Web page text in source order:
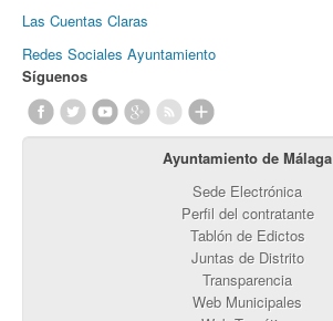
Las Cuentas Claras
Redes Sociales Ayuntamiento
Síguenos
Ayuntamiento de Málaga
Sede Electrónica
Perfil del contratante
Tablón de Edictos
Juntas de Distrito
Transparencia
Web Municipales